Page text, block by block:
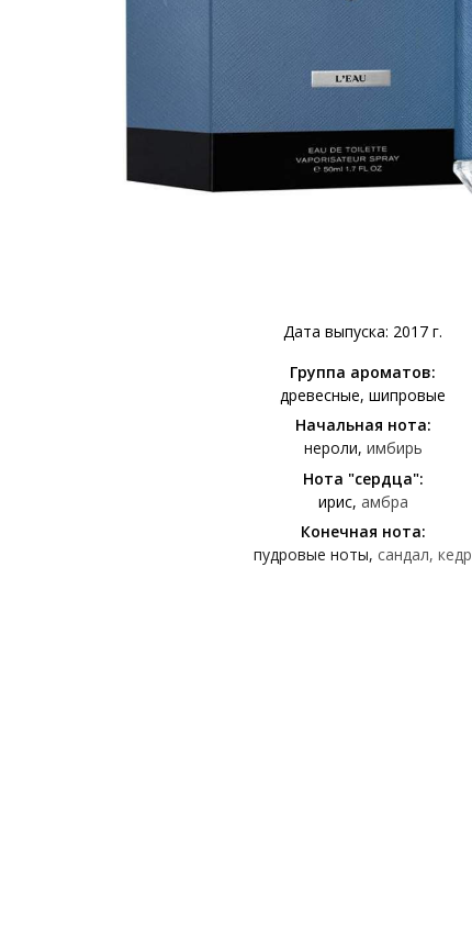
Дата выпуска: 2017 г.
Группа ароматов:
древесные шипровые
Начальная нота:
нероли имбирь
Нота "сердца":
ирис амбра
Конечная нота:
пудровые ноты сандал кедр